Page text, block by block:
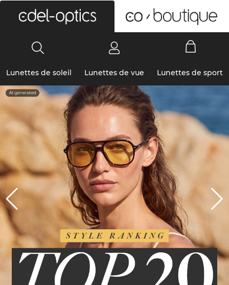
Lunettes de soleil Lunettes de vue Lunettes de sport